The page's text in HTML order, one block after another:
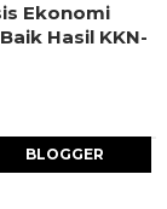
Ekonomi
Hasil KKN-
BLOGGER